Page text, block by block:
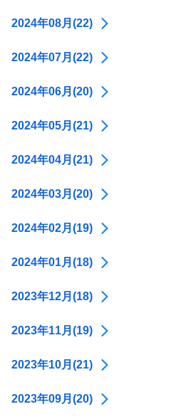
2024年08月(22)
2024年07月(22)
2024年06月(20)
2024年05月(21)
2024年04月(21)
2024年03月(20)
2024年02月(19)
2024年01月(18)
2023年12月(18)
2023年11月(19)
2023年10月(21)
2023年09月(20)